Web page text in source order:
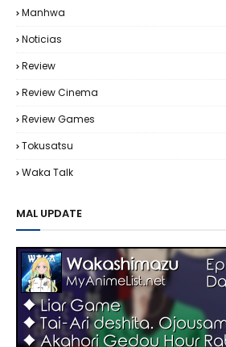
Manhwa
Noticias
Review
Review Cinema
Review Games
Tokusatsu
Waka Talk
MAL UPDATE